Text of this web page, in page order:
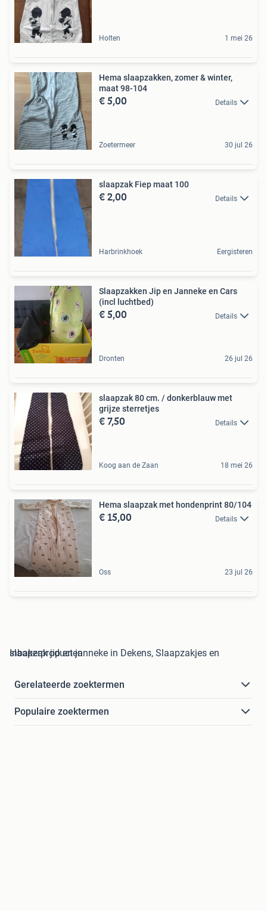
Holten 1 mei 26
Hema slaapzakken, zomer & winter,
maat 98-104
€ 5,00 Details
Zoetermeer 30 jul 26
slaapzak Fiep maat 100
€ 2,00 Details
Harbrinkhoek Eergisteren
Slaapzakken Jip en Janneke en Cars
(incl luchtbed)
€ 5,00 Details
Dronten 26 jul 26
slaapzak 80 cm. / donkerblauw met
grijze sterretjes
€ 7,50 Details
Koog aan de Zaan 18 mei 26
Hema slaapzak met hondenprint 80/104
€ 15,00 Details
Oss 23 jul 26
slaapzak jip en janneke in Dekens, Slaapzakjes en Inbakerproducten
Gerelateerde zoektermen
Populaire zoektermen